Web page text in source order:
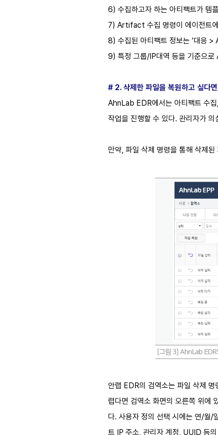
6) 수집하고자 하는 아티팩트가 템
7) Artifact 수집 명령이 에이전트
8) 수집된 아티팩트 정보는 ‘대응
9) 특정 그룹/IP대역 등을 기준으
# 2. 삭제한 파일을 복원하고 싶다
AhnLab EDR에서는 아티팩트 수
작업을 진행할 수 있다. 관리자가
만약, 파일 삭제 명령을 통해 삭제
안랩 EDR의 검역소는 파일 삭제
렵다면 검역소 화면의 오른쪽 위에
다. 사용자 정의 선택 시에는 연/월/
트 IP 주소, 관리자 계정, UUID 등